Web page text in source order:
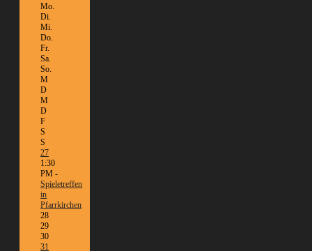
Mo.
Di.
Mi.
Do.
Fr.
Sa.
So.
M
D
M
D
F
S
S
27
1:30
PM -
Spieletreffen
in
Pfarrkirchen
28
29
30
31